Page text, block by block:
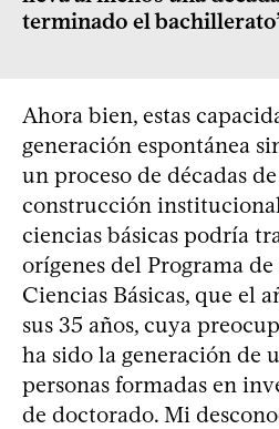
terminado el
Ahora bien, estas
generación espontánea
un proceso de décadas
construcción
ciencias básicas podría
orígenes del Programa
Ciencias Básicas, que el
sus 35 años, cuya
ha sido la generación de
personas formadas en
de doctorado. Mi